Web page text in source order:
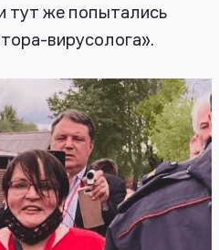
тут же попытались
вирусолога».